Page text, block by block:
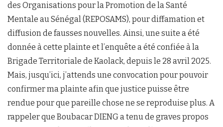
des Organisations pour la Promotion de la Santé
Mentale au Sénégal (REPOSAMS), pour diffamation et
diffusion de fausses nouvelles. Ainsi, une suite a été
donnée à cette plainte et l’enquête a été confiée à la
Brigade Territoriale de Kaolack, depuis le 28 avril 2025.
Mais, jusqu’ici, j’attends une convocation pour pouvoir
confirmer ma plainte afin que justice puisse être
rendue pour que pareille chose ne se reproduise plus. A
rappeler que Boubacar DIENG a tenu de graves propos